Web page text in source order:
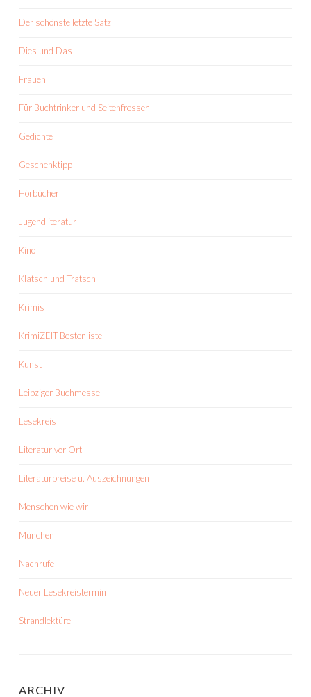
Der schönste letzte Satz
Dies und Das
Frauen
Für Buchtrinker und Seitenfresser
Gedichte
Geschenktipp
Hörbücher
Jugendliteratur
Kino
Klatsch und Tratsch
Krimis
KrimiZEIT-Bestenliste
Kunst
Leipziger Buchmesse
Lesekreis
Literatur vor Ort
Literaturpreise u. Auszeichnungen
Menschen wie wir
München
Nachrufe
Neuer Lesekreistermin
Strandlektüre
ARCHIV